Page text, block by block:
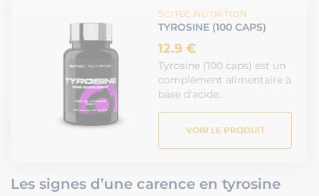
SCITEC NUTRITION
TYROSINE (100 CAPS)
12.9 €
Tyrosine (100 caps) est un
complément alimentaire à
base d'acide…
VOIR LE PRODUIT
Les signes d’une carence en tyrosine